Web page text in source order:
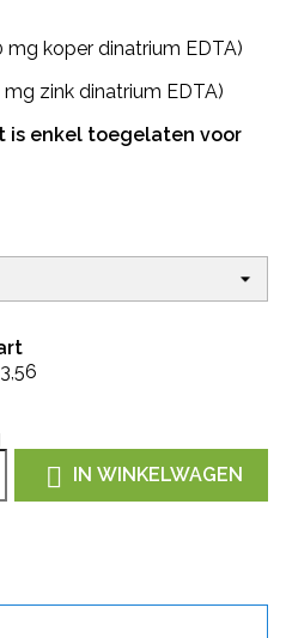
koper dinatrium EDTA)
zink dinatrium EDTA)
is enkel toegelaten voor
 IN WINKELWAGEN